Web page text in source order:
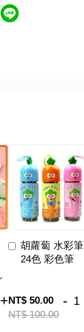
+
胡蘿蔔 水彩筆
24色 彩色筆
NT$ 50.00
NT$ 100.00
-